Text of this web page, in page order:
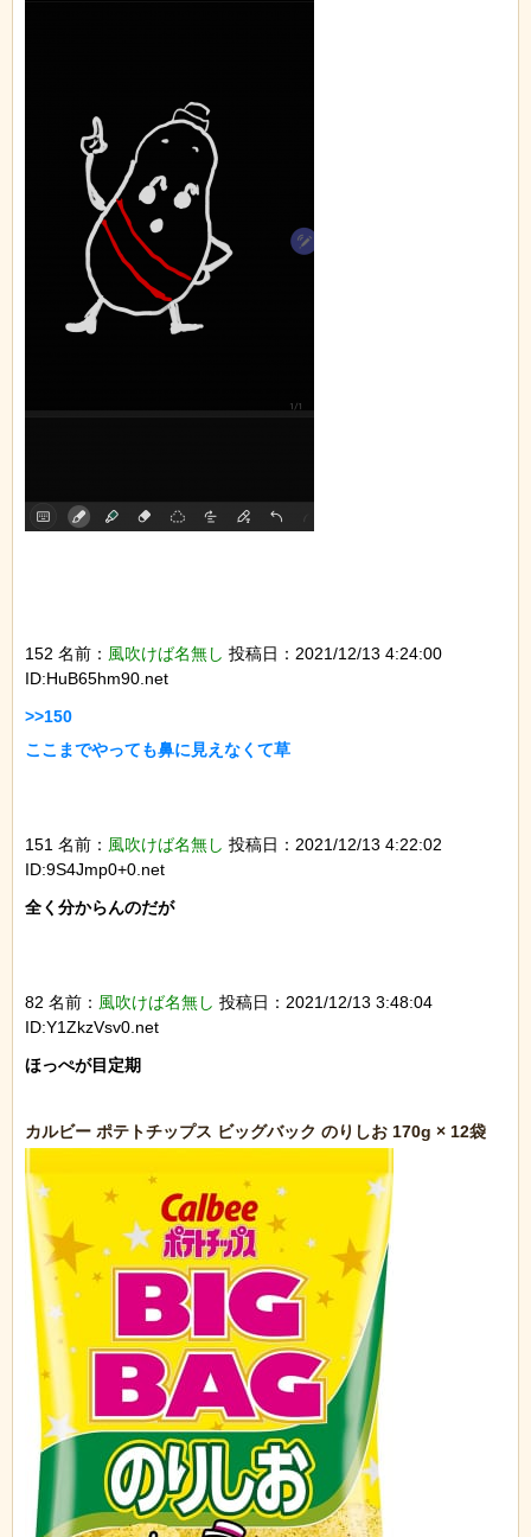
152 名前： 風吹けば名無し 投稿日：2021/12/13 4:24:00
ID:HuB65hm90.net
>>150
ここまでやっても鼻に見えなくて草
151 名前： 風吹けば名無し 投稿日：2021/12/13 4:22:02
ID:9S4Jmp0+0.net
全く分からんのだが
82 名前： 風吹けば名無し 投稿日：2021/12/13 3:48:04
ID:Y1ZkzVsv0.net
ほっぺが目定期